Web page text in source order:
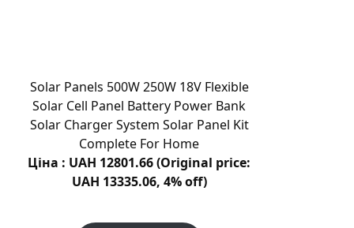
до
GW
Оріона
Solar Panels 500W 250W 18V Flexible
Solar Cell Panel Battery Power Bank
Solar Charger System Solar Panel Kit
Complete For Home
Ціна : UAH 12801.66 (Original price:
UAH 13335.06, 4% off)